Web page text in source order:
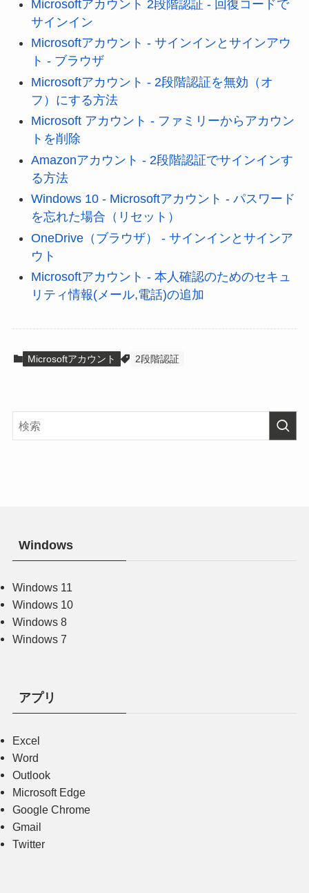
Microsoftアカウント 2段階認証 - 回復コードで
サインイン
Microsoftアカウント - サインインとサインアウ
ト - ブラウザ
Microsoftアカウント - 2段階認証を無効（オ
フ）にする方法
Microsoft アカウント - ファミリーからアカウン
トを削除
Amazonアカウント - 2段階認証でサインインす
る方法
Windows 10 - Microsoftアカウント - パスワード
を忘れた場合（リセット）
OneDrive（ブラウザ） - サインインとサインア
ウト
Microsoftアカウント - 本人確認のためのセキュ
リティ情報(メール,電話)の追加
Microsoftアカウント 2段階認証
Windows
Windows 11
Windows 10
Windows 8
Windows 7
アプリ
Excel
Word
Outlook
Microsoft Edge
Google Chrome
Gmail
Twitter